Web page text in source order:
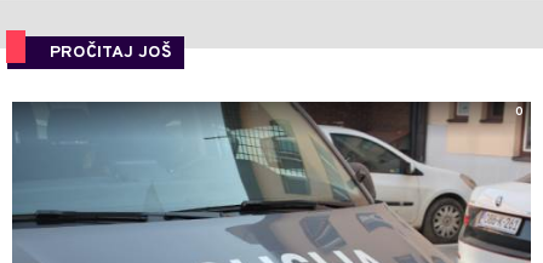
PROČITAJ JOŠ
0